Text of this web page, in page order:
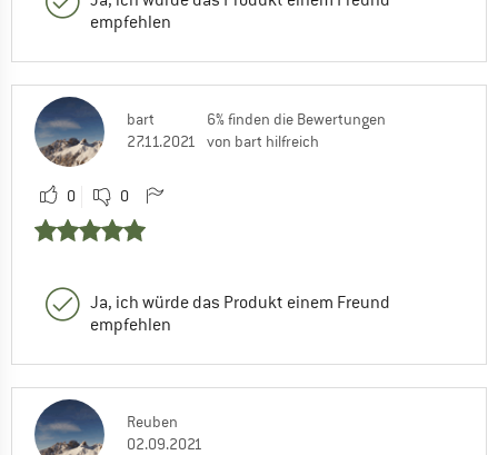
empfehlen
bart
27.11.2021
6% finden die Bewertungen
von bart hilfreich
0 0
Ja, ich würde das Produkt einem Freund
empfehlen
Reuben
02.09.2021